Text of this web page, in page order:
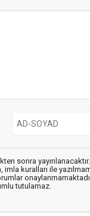
sonra
kuralları ile
tutulamaz.